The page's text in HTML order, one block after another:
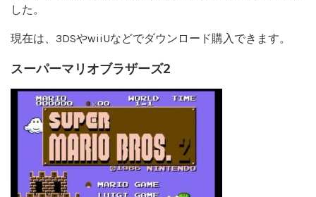
した。
現在は、3DSやwiiUなどでダウンロード購入できます。
スーパーマリオブラザーズ2